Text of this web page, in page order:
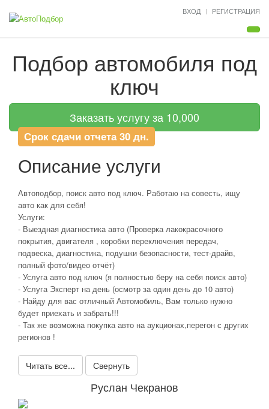
ВХОД РЕГИСТРАЦИЯ
Подбор автомобиля под
ключ
Заказать услугу за 10,000
Срок сдачи отчета 30 дн.
Описание услуги
Автоподбор, поиск авто под ключ. Работаю на совесть, ищу
авто как для себя!
Услуги:
- Выездная диагностика авто (Проверка лакокрасочного
покрытия, двигателя , коробки переключения передач,
подвеска, диагностика, подушки безопасности, тест-драйв,
полный фото/видео отчёт)
- Услуга авто под ключ (я полностью беру на себя поиск авто)
- Услуга Эксперт на день (осмотр за один день до 10 авто)
- Найду для вас отличный Автомобиль, Вам только нужно
будет приехать и забрать!!!
- Так же возможна покупка авто на аукционах,перегон с других
регионов !
Читать все... Свернуть
Руслан Чекранов